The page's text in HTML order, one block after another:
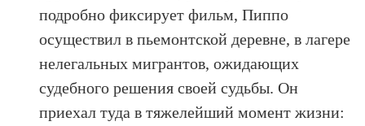
подробно фиксирует фильм, Пиппо
осуществил в пьемонтской деревне, в лагере
нелегальных мигрантов, ожидающих
судебного решения своей судьбы. Он
приехал туда в тяжелейший момент жизни: